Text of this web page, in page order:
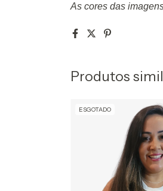
As cores das
Produtos
ESGOTADO